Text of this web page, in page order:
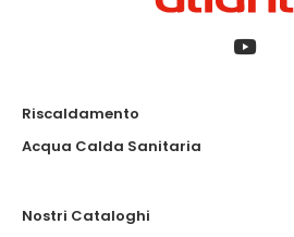
Riscaldamento
Acqua Calda Sanitaria
Nostri Cataloghi